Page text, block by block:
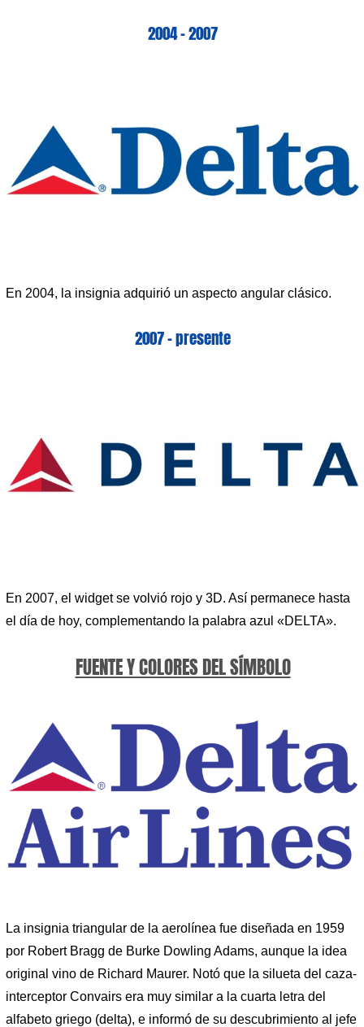
2004 – 2007
En 2004, la insignia adquirió un aspecto angular clásico.
2007 – presente
En 2007, el widget se volvió rojo y 3D. Así permanece hasta
el día de hoy, complementando la palabra azul «DELTA».
FUENTE Y COLORES DEL SÍMBOLO
La insignia triangular de la aerolínea fue diseñada en 1959
por Robert Bragg de Burke Dowling Adams, aunque la idea
original vino de Richard Maurer. Notó que la silueta del caza-
interceptor Convairs era muy similar a la cuarta letra del
alfabeto griego (delta), e informó de su descubrimiento al jefe